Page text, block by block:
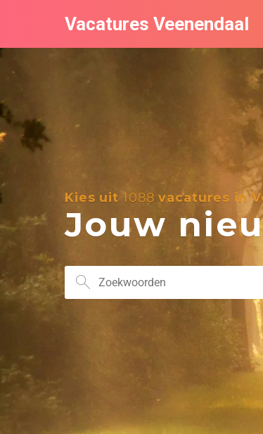
Vacatures Veenendaal
Kies uit 1088 vacatures in
Jouw